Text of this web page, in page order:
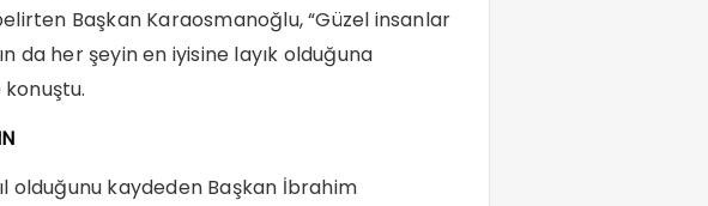
Başkan Karaosmanoğlu, “Güzel insanlar
da her şeyin en iyisine layık olduğuna
konuştu.
olduğunu kaydeden Başkan İbrahim